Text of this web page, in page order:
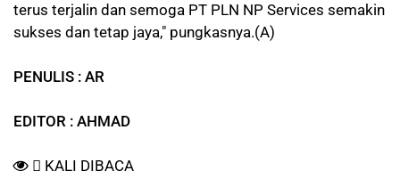
terus terjalin dan semoga PT PLN NP Services semakin
sukses dan tetap jaya," pungkasnya.(A)
PENULIS : AR
EDITOR : AHMAD
KALI DIBACA